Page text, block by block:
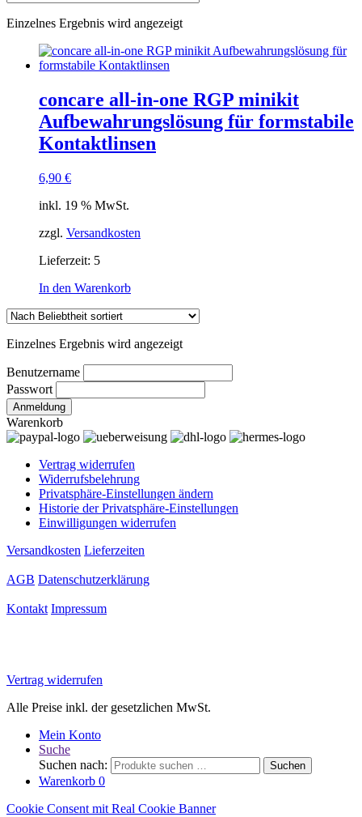
Einzelnes Ergebnis wird angezeigt
concare all-in-one RGP minikit
Aufbewahrungslösung für formstabile
Kontaktlinsen
6,90 €
inkl. 19 % MwSt.
zzgl. Versandkosten
Lieferzeit: 5
In den Warenkorb
Einzelnes Ergebnis wird angezeigt
Benutzername
Passwort
Warenkorb
Vertrag widerrufen
Widerrufsbelehrung
Privatsphäre-Einstellungen ändern
Historie der Privatsphäre-Einstellungen
Einwilligungen widerrufen
Versandkosten Lieferzeiten
AGB Datenschutzerklärung
Kontakt Impressum
Vertrag widerrufen
Alle Preise inkl. der gesetzlichen MwSt.
Mein Konto
Suche
Suchen nach:
Suchen
Warenkorb 0
Cookie Consent mit Real Cookie Banner